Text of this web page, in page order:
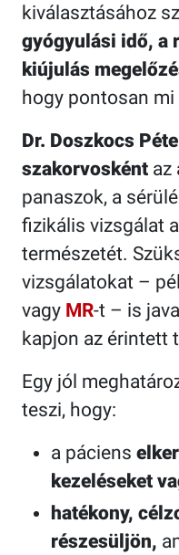
kiválasztásához
gyógyulási idő, a
kiújulás
hogy pontosan
Dr. Doszkocs
szakorvosként az
panaszok, a
fizikális vizsgálat
természetét.
vizsgálatokat –
vagy MR-t – is
kapjon az érintett
Egy jól
teszi, hogy:
a páciens
kezeléseket
hatékony,
részesüljön,